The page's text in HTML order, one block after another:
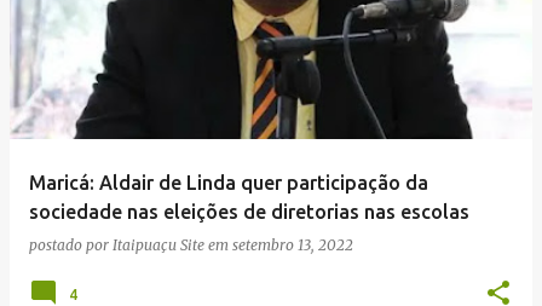
Maricá: Aldair de Linda quer participação da
sociedade nas eleições de diretorias nas escolas
postado por Itaipuaçu Site em setembro 13, 2022
4